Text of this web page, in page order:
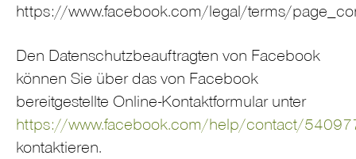
https://www.facebook.com/legal/terms/
Den Datenschutzbeauftragten von Facebook
können Sie über das von Facebook
bereitgestellte Online-Kontaktformular unter
https://www.facebook.com/help/contact/
kontaktieren.